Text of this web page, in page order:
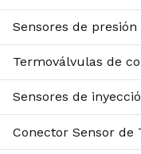
Sensores de
Termoválvulas de
Sensores de
Conector Sensor de